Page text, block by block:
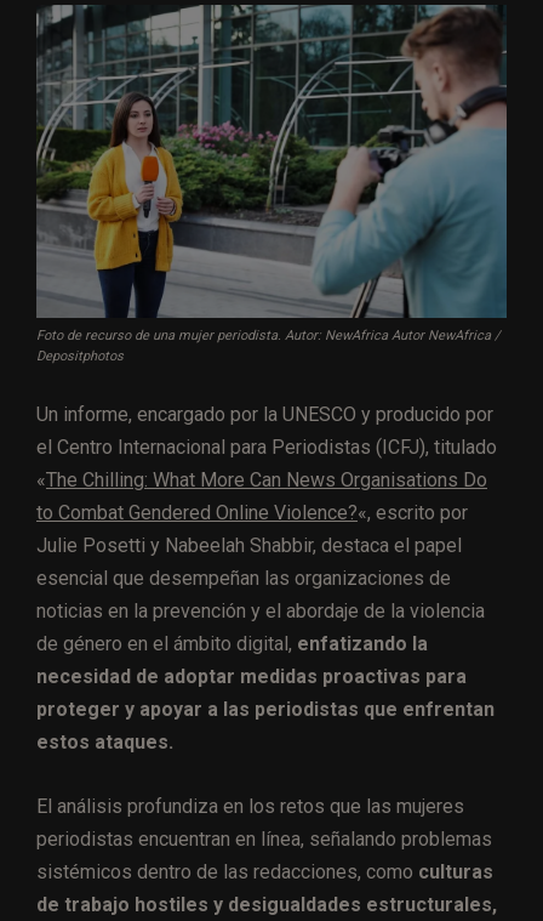
Foto de recurso de una mujer periodista. Autor: NewAfrica Autor NewAfrica /
Depositphotos
Un informe, encargado por la UNESCO y producido por
el Centro Internacional para Periodistas (ICFJ), titulado
«The Chilling: What More Can News Organisations Do
to Combat Gendered Online Violence?«, escrito por
Julie Posetti y Nabeelah Shabbir, destaca el papel
esencial que desempeñan las organizaciones de
noticias en la prevención y el abordaje de la violencia
de género en el ámbito digital, enfatizando la
necesidad de adoptar medidas proactivas para
proteger y apoyar a las periodistas que enfrentan
estos ataques.
El análisis profundiza en los retos que las mujeres
periodistas encuentran en línea, señalando problemas
sistémicos dentro de las redacciones, como culturas
de trabajo hostiles y desigualdades estructurales,